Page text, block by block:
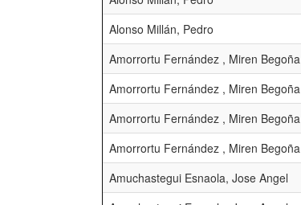
Alonso Millán, Pedro
Amorrortu Fernández , Miren Begoña
Amorrortu Fernández , Miren Begoña
Amorrortu Fernández , Miren Begoña
Amorrortu Fernández , Miren Begoña
Amuchastegui Esnaola, Jose Angel